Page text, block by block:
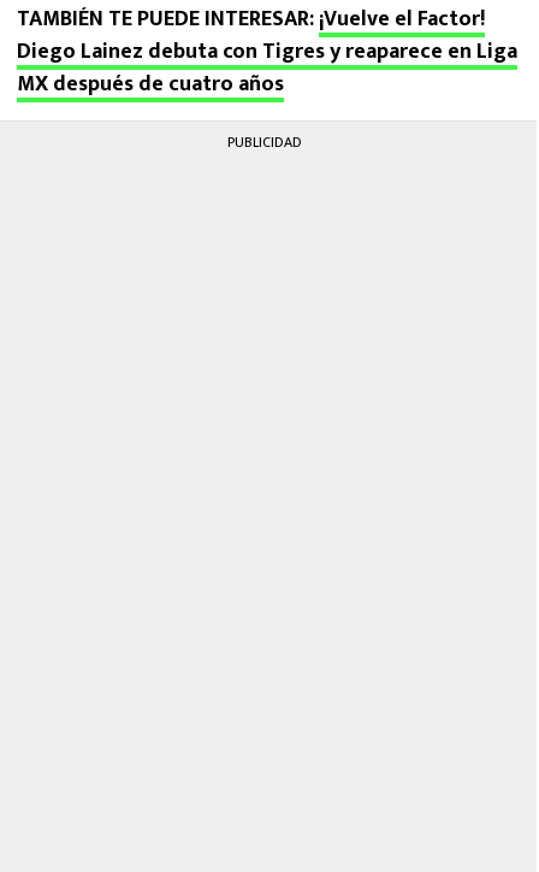
TAMBIÉN TE PUEDE INTERESAR:¡Vuelve el Factor!
Diego Lainez debuta con Tigres y reaparece en Liga
MX después de cuatro años
PUBLICIDAD